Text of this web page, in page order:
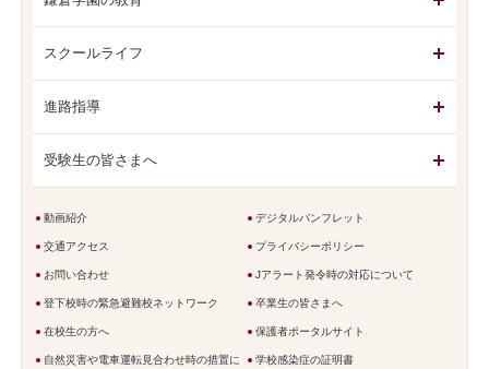
スクールライフ
進路指導
受験生の皆さまへ
動画紹介 デジタルパンフレット
交通アクセス プライバシーポリシー
お問い合わせ Jアラート発令時の対応について
登下校時の緊急避難校ネットワーク 卒業生の皆さまへ
在校生の方へ 保護者ポータルサイト
自然災害や電車運転見合わせ時の措置に
学校感染症の証明書